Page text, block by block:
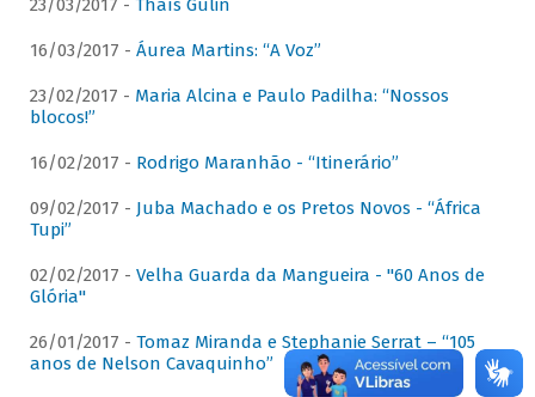
23/03/2017 - Thaís Gulin
16/03/2017 - Áurea Martins: “A Voz”
23/02/2017 - Maria Alcina e Paulo Padilha: “Nossos
blocos!”
16/02/2017 - Rodrigo Maranhão - “Itinerário”
09/02/2017 - Juba Machado e os Pretos Novos - “África
Tupi”
02/02/2017 - Velha Guarda da Mangueira - "60 Anos de
Glória"
26/01/2017 - Tomaz Miranda e Stephanie Serrat – “105
anos de Nelson Cavaquinho”